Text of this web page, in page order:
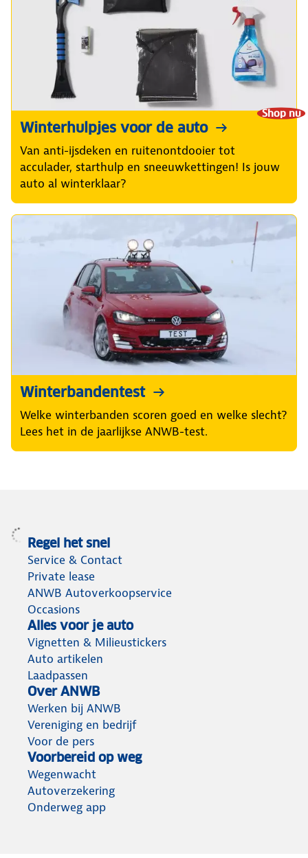
Shop nu
Winterhulpjes voor de auto
Van anti-ijsdeken en ruitenontdooier tot
acculader, starthulp en sneeuwkettingen! Is jouw
auto al winterklaar?
Winterbandentest
Welke winterbanden scoren goed en welke slecht?
Lees het in de jaarlijkse ANWB-test.
Regel het snel
Service & Contact
Private lease
ANWB Autoverkoopservice
Occasions
Alles voor je auto
Vignetten & Milieustickers
Auto artikelen
Laadpassen
Over ANWB
Werken bij ANWB
Vereniging en bedrijf
Voor de pers
Voorbereid op weg
Wegenwacht
Autoverzekering
Onderweg app